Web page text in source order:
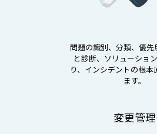
問題の識別、分類、優先
と診断、ソリューショ
り、インシデントの根本
ます。
変更管理